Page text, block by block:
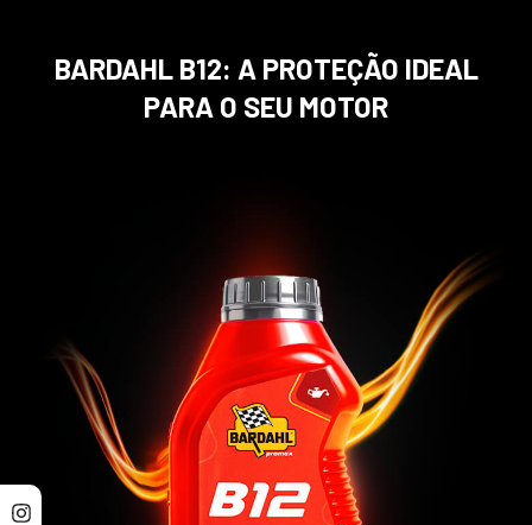
BARDAHL B12: A PROTEÇÃO IDEAL
PARA O SEU MOTOR